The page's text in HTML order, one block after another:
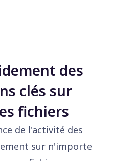
des
clés sur
fichiers
de l'activité des
sur n'importe